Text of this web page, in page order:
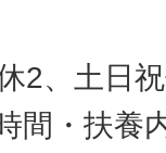
2、土日
間・扶養